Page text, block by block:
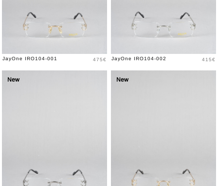
JayOne IRO104-001 Prix
475€ JayOne IRO104-002 Prix
415€
New New